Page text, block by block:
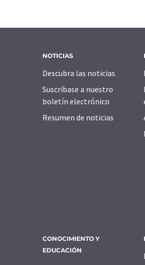
NOTICIAS
Descubra las noticias
Suscríbase a nuestro
boletín electrónico
Resumen de noticias
CONOCIMIENTO Y
EDUCACIÓN